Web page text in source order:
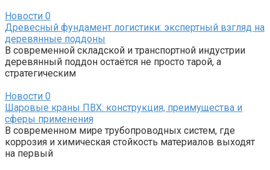
Новости 0
Древесный фундамент логистики: экспертный взгляд на
деревянные поддоны
В современной складской и транспортной индустрии
деревянный поддон остаётся не просто тарой, а
стратегическим
Новости 0
Шаровые краны ПВХ: конструкция, преимущества и
сферы применения
В современном мире трубопроводных систем, где
коррозия и химическая стойкость материалов выходят
на первый